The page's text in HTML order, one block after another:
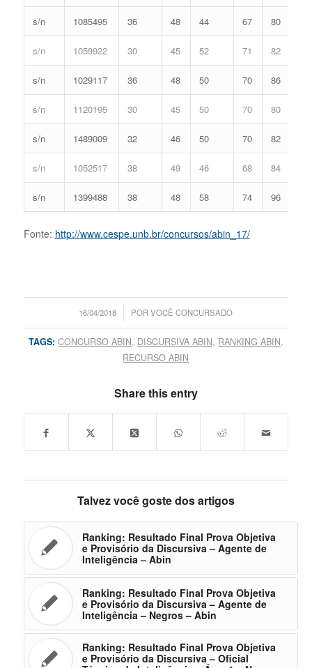
s/n 1085495 36 48 44 67 80
s/n 1059922 30 45 52 71 82
s/n 1029117 36 48 50 70 86
s/n 1120195 30 45 50 70 80
s/n 1489009 32 46 50 70 82
s/n 1052517 38 49 46 68 84
s/n 1399488 38 48 58 74 96
Fonte: http://www.cespe.unb.br/concursos/abin_17/
16/04/2018
/ PORVOCÊ CONCURSADO
TAGS: CONCURSO ABIN, DISCURSIVA ABIN, RANKING ABIN,
RECURSO ABIN
Share this entry
Talvez você goste dos artigos
Ranking: Resultado Final Prova Objetiva
e Provisório da Discursiva – Agente de
Inteligência – Abin
Ranking: Resultado Final Prova Objetiva
e Provisório da Discursiva – Agente de
Inteligência – Negros – Abin
Ranking: Resultado Final Prova Objetiva
e Provisório da Discursiva – Oficial